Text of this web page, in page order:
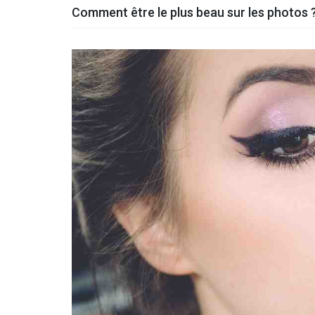
Comment être le plus beau sur les photos